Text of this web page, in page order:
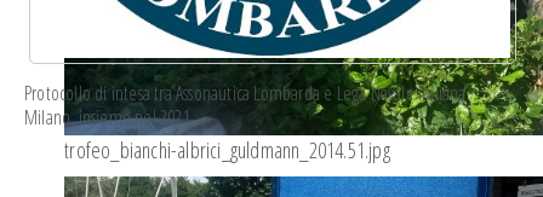
trofeo_bianchi-albrici_guldmann_2014.51.jpg
Protocollo di intesatra Assonautica Lombarda e Lega Navale Italiana
Milano, insieme nel 2021